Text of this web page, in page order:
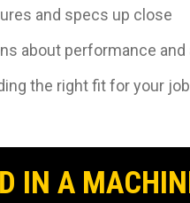
and specs up close
about performance and
the right fit for your job
IN A